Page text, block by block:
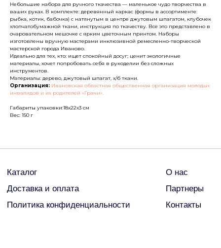
Небольшие набора для ручного ткачества — маленькое чудо творчества в
ваших руках. В комплекте: деревянный каркас (формы в ассортименте:
рыбка, котик, бабочка) с натянутым в центре джутовым шпагатом, клубочек
хлопчатобумажной ткани, инструкция по ткачеству. Все это представлено в
очаровательном мешочке с ярким цветочным принтом. Наборы
изготовлены вручную мастерами инклюзивной ремесленно-творческой
мастерской города Иваново.
Идеально для тех, кто: ищет спокойный досуг; ценит экологичные
материалы, хочет попробовать себя в рукоделии без сложных
инструментов.
Материалы: дерево, джутовый шпагат, х/б ткани.
Организация: Ивановская областная общественная организация молодых
инвалидов и их родителей «Грани».
Габариты упаковки:18х22х3 см
Вес: 150 г
2026
ДРУГИЕ
Каталог
Доставка и оплата
Политика конфиденциальности
О нас
Партнеры
Контакты